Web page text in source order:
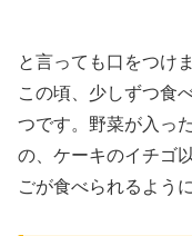
と言っても口をつけ
この頃、少しずつ食
つです。野菜が入っ
の、ケーキのイチゴ
ごが食べられるよう